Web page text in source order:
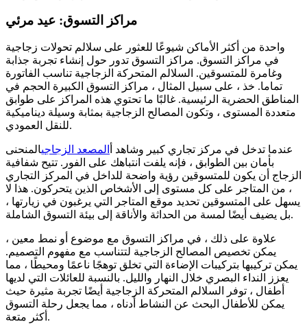
مراكز التسوق: عيد مرئي
واحدة من أكثر الأماكن شيوعًا للعثور على سلالم تحولات زجاجية
في مراكز التسوق. مراكز التسوق تدور حول إنشاء تجربة جذابة
وغامرة للمتسوقين. السلالم المتحركة الزجاجية تناسب الفاتورة
تماما. خذ ، على سبيل المثال ، مراكز التسوق الكبيرة الحجم في
المناطق الحضرية الرئيسية. غالبًا ما تحتوي هذه المراكز على طوابق
متعددة المستوى ، وتكون المصالح الزجاجية بمثابة وسيلة ديناميكية
للنقل العمودي.
عندما تدخل في مركز تجاري كبير وشاهد أ المصعد الزجاجيالمنحنى
بأمان بين الطوابق ، فإنه يلفت انتباهك على الفور. تتيح شفافية
الزجاج أن يكون للمتسوقين رؤية واضحة للداخل في المركز التجاري
، من المتاجر على كل مستوى إلى الأشخاص الذين يتحركون. هذا لا
يسهل على المتسوقين تحديد موقع المتاجر التي يرغبون في زيارتها ،
بل يضيف أيضًا لمسة من الحداثة والأناقة إلى بيئة التسوق الشاملة.
علاوة على ذلك ، في مراكز التسوق مع موضوع أو نمط معين ،
يمكن تخصيص المصالح الزجاجية لتتناسب مع مفهوم التصميم.
يمكن تركيبها بتركيبات الإضاءة التي تخلق توهجًا ناعمًا ومحيطًا ، مما
يعزز النداء البصري خلال النهار والليل. بالنسبة للعائلات التي لديها
أطفال ، توفر السلالم المتحركة الزجاجية أيضًا تجربة مثيرة حيث
يمكن للأطفال البحث عن النشاط أدناه ، مما يجعل رحلة التسوق
أكثر متعة.